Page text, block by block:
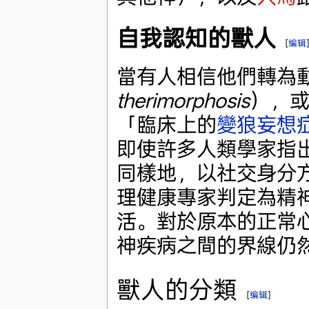
自我認知的獸人 [编辑]
當有人相信他們轉為
therimorphosis），
「臨床上的變狼妄想
即使許多人類學家指
同樣地，以社交身分
理健康專家判定為精
活。對於原本的正常
神疾病之間的界線仍
獸人的分類 [编辑]